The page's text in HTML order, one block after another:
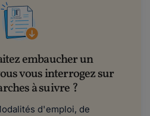
embaucher un
vous interrogez sur
à suivre ?
d'emploi, de